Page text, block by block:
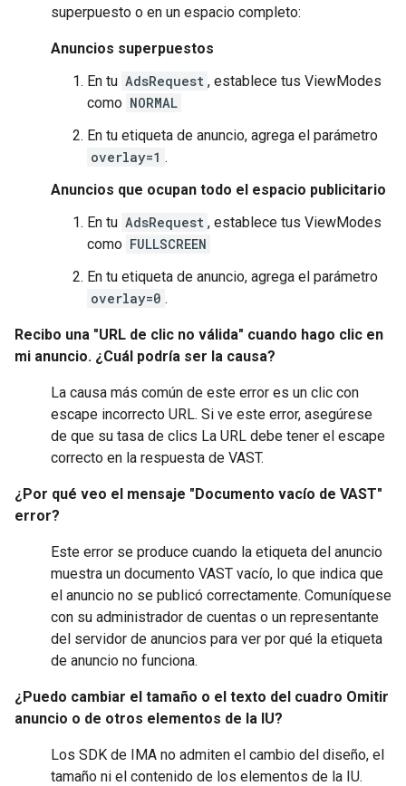
superpuesto o en un espacio completo:
Anuncios superpuestos
En tu AdsRequest , establece tus ViewModes
como NORMAL
En tu etiqueta de anuncio, agrega el parámetro
overlay=1 .
Anuncios que ocupan todo el espacio publicitario
En tu AdsRequest , establece tus ViewModes
como FULLSCREEN
En tu etiqueta de anuncio, agrega el parámetro
overlay=0 .
Recibo una "URL de clic no válida" cuando hago clic en
mi anuncio. ¿Cuál podría ser la causa?
La causa más común de este error es un clic con
escape incorrecto URL. Si ve este error, asegúrese
de que su tasa de clics La URL debe tener el escape
correcto en la respuesta de VAST.
¿Por qué veo el mensaje "Documento vacío de VAST"
error?
Este error se produce cuando la etiqueta del anuncio
muestra un documento VAST vacío, lo que indica que
el anuncio no se publicó correctamente. Comuníquese
con su administrador de cuentas o un representante
del servidor de anuncios para ver por qué la etiqueta
de anuncio no funciona.
¿Puedo cambiar el tamaño o el texto del cuadro Omitir
anuncio o de otros elementos de la IU?
Los SDK de IMA no admiten el cambio del diseño, el
tamaño ni el contenido de los elementos de la IU.